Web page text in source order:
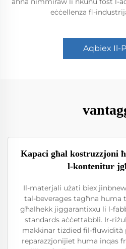
eċċellenza fl-
Aqbiex Il-
Kapaci għal kostruzzjoni
l-kontenitur
Il-materjali użati biex
tal-beverages tagħna huma
għalhekk jiggarantixxu li l-
standards aċċettabbli. Ir-
makkinar tiżdied fil-fluwidità
reparazzjonijiet huma inqas